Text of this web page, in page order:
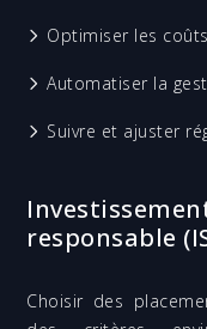
Optimiser les
Automatiser la
Suivre et ajuster
responsable
Choisir des